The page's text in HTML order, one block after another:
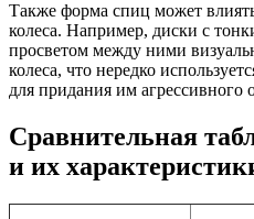
Также форма спиц может
колеса. Например, диски с
просветом между ними
колеса, что нередко
для придания им агрессивного
Сравнительная
и их